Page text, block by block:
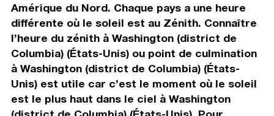
Amérique du Nord. Chaque pays a une heure
différente où le soleil est au Zénith. Connaître
l’heure du zénith à Washington (district de
Columbia) (États-Unis) ou point de culmination
à Washington (district de Columbia) (États-
Unis) est utile car c’est le moment où le soleil
est le plus haut dans le ciel à Washington